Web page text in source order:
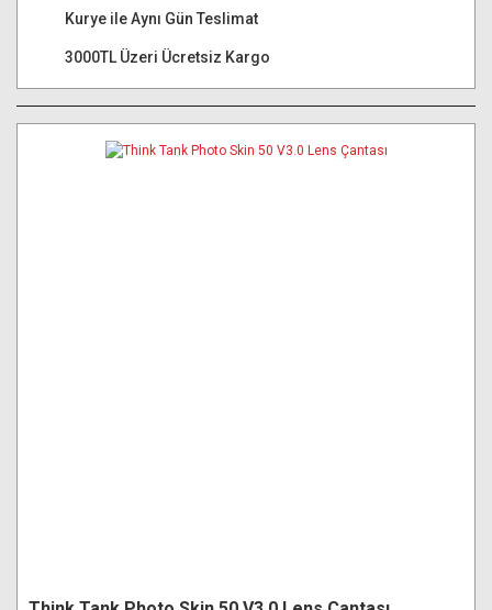
Kurye ile Aynı Gün Teslimat
3000TL Üzeri Ücretsiz Kargo